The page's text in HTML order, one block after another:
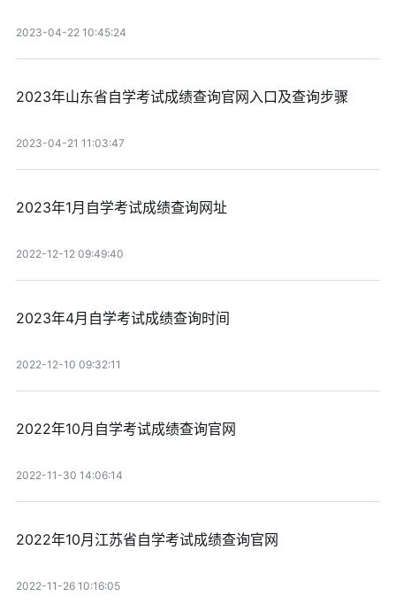
2023-04-22 10:45:24
2023年山东省自学考试成绩查询官网入口及查询步骤
2023-04-21 11:03:47
2023年1月自学考试成绩查询网址
2022-12-12 09:49:40
2023年4月自学考试成绩查询时间
2022-12-10 09:32:11
2022年10月自学考试成绩查询官网
2022-11-30 14:06:14
2022年10月江苏省自学考试成绩查询官网
2022-11-26 10:16:05